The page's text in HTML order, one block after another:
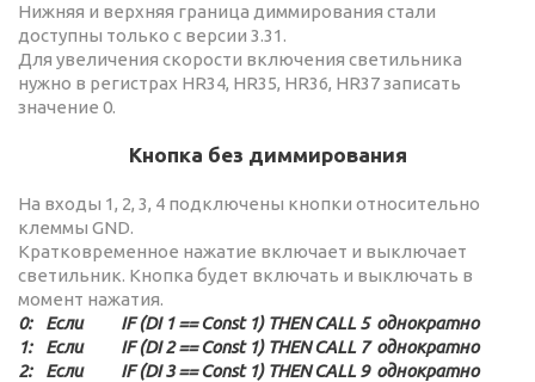
Нижняя и верхняя граница диммирования стали
доступны только с версии 3.31.
Для увеличения скорости включения светильника
нужно в регистрах HR34, HR35, HR36, HR37 записать
значение 0.
Кнопка без диммирования
На входы 1, 2, 3, 4 подключены кнопки относительно
клеммы GND.
Кратковременное нажатие включает и выключает
светильник. Кнопка будет включать и выключать в
момент нажатия.
0:
Если
IF (DI 1 == Const 1) THEN CALL 5 однократно
1:
Если
IF (DI 2 == Const 1) THEN CALL 7 однократно
2:
Если
IF (DI 3 == Const 1) THEN CALL 9 однократно